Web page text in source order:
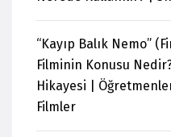
“Kayıp Balık Nemo”
Filminin Konusu
Hikayesi |
Filmler